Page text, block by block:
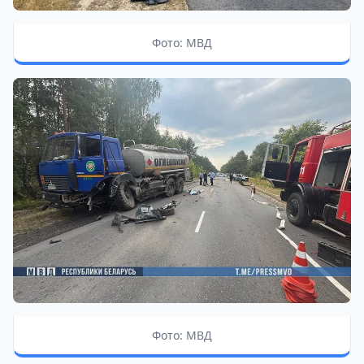
Фото: МВД
Фото: МВД